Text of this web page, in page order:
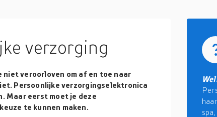
verzorging
niet veroorloven om af en toe naar
Persoonlijke verzorgingselektronica
Maar eerst moet je deze
te kunnen maken.